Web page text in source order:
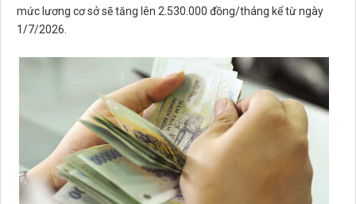
mức lương cơ sở sẽ tăng lên 2.530.000 đồng/tháng kể từ ngày
1/7/2026.